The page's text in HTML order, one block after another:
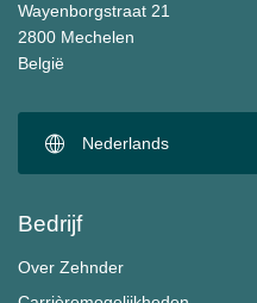
Wayenborgstraat 21
2800 Mechelen
België
Nederlands
Bedrijf
Over Zehnder